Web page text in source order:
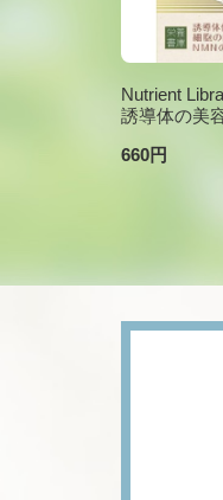
Nutrient
誘導体の美
660円